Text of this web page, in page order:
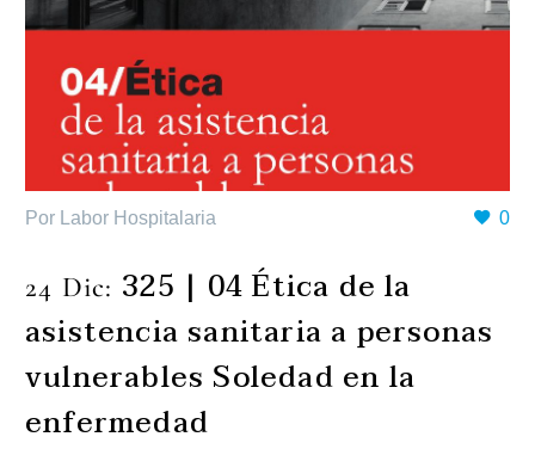
0
Por Labor Hospitalaria
24 Dic: 325 | 04 Ética de la
asistencia sanitaria a personas
vulnerables Soledad en la
enfermedad